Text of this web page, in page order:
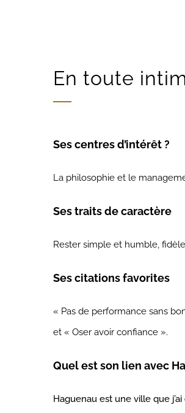
En toute
Ses centres d’intérêt ?
La philosophie et le
Ses traits de caractère
Rester simple et humble, f
Ses citations favorites
« Pas de performance sans
et « Oser avoir confiance ».
Quel est son lien avec
Haguenau est une ville que